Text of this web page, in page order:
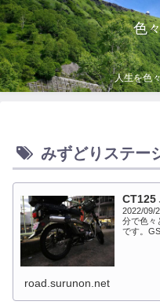
色
人生を色
みずどりステー
CT125
2022/09/
分で色々
です。
road.surunon.net